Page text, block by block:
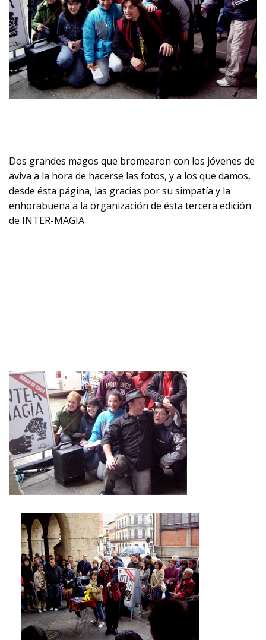
Dos grandes magos que bromearon con los jóvenes de
aviva a la hora de hacerse las fotos, y a los que damos,
desde ésta página, las gracias por su simpatía y la
enhorabuena a la organización de ésta tercera edición
de INTER-MAGIA.